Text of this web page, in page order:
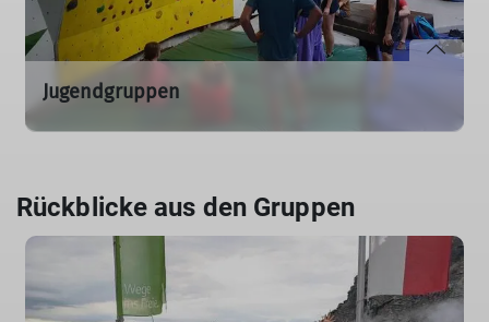
Jugendgruppen
Abenteuer, Klettern und Bergsport für Kinder und
mehr erfahren
Rückblicke aus den Gruppen